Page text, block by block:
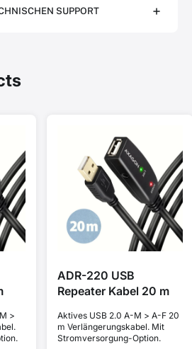
SUPPORT
>
ADR-220 USB
Repeater Kabel 20 m
Aktives USB 2.0 A-M > A-F 20
m Verlängerungskabel. Mit
Stromversorgung-Option.